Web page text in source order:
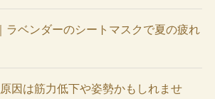
ラベンダーのシートマスクで夏の疲れ
因は筋力低下や姿勢かもしれませ